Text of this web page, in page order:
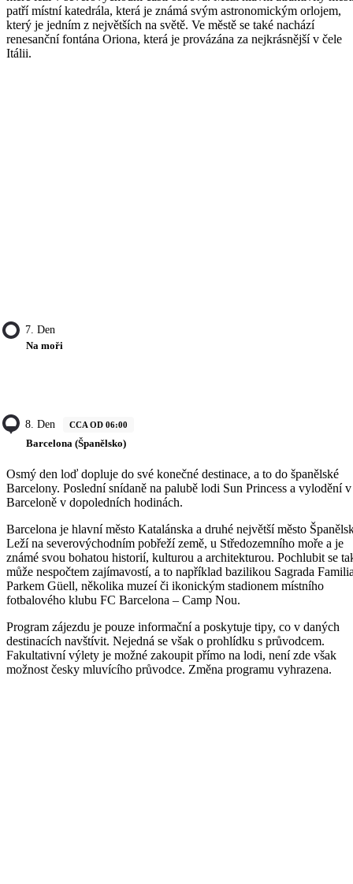
patří místní katedrála, která je známá svým astronomickým orlojem,
který je jedním z největších na světě. Ve městě se také nachází
renesanční fontána Oriona, která je provázána za nejkrásnější v čele
Itálii.
7. Den
Na moři
8. Den CCA OD 06:00
Barcelona (Španělsko)
Osmý den loď dopluje do své konečné destinace, a to do španělské
Barcelony. Poslední snídaně na palubě lodi Sun Princess a vylodění v
Barceloně v dopoledních hodinách.
Barcelona je hlavní město Katalánska a druhé největší město
Leží na severovýchodním pobřeží země, u Středozemního moře a je
známé svou bohatou historií, kulturou a architekturou. Pochlubit se
může nespočtem zajímavostí, a to například bazilikou Sagrada
Parkem Güell, několika muzeí či ikonickým stadionem místního
fotbalového klubu FC Barcelona – Camp Nou.
Program zájezdu je pouze informační a poskytuje tipy, co v daných
destinacích navštívit. Nejedná se však o prohlídku s průvodcem.
Fakultativní výlety je možné zakoupit přímo na lodi, není zde však
možnost česky mluvícího průvodce. Změna programu vyhrazena.